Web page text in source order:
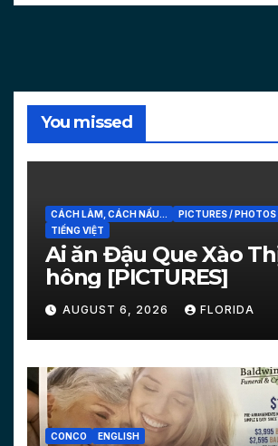
You missed
CÁCH LÀM, CÁCH NẤU...
PICTURES /
TIẾNG VIỆT
Ai ăn Đậu Que Xào
hông [PICTURES]
AUGUST 6, 2026 FLORIDA
CONCO ENGLISH